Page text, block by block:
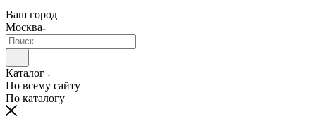
Ваш город
Москва
Каталог
По всему сайту
По каталогу